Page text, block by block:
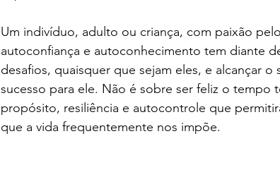
Um indivíduo, adulto ou criança, com paixão
autoconfiança e autoconhecimento tem diante
desafios, quaisquer que sejam eles, e alcançar
sucesso para ele. Não é sobre ser feliz o tempo
propósito, resiliência e autocontrole que
que a vida frequentemente nos impõe.